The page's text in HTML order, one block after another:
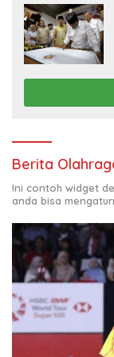
Berita
Ini contoh widget
anda bisa